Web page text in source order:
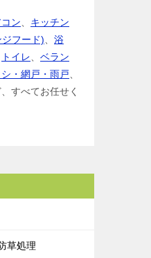
ン
キッチン
フード)
浴
トイレ
ベラン
・網戸・雨戸
すべてお任せく
草処理